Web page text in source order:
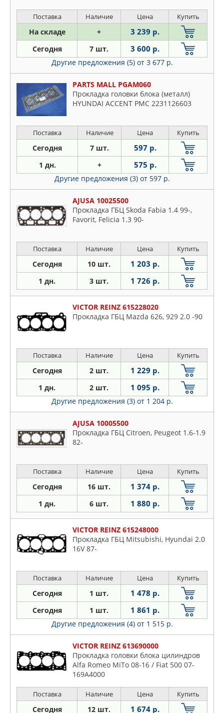
HYUNDAI-KIA
ISUZU
IVECO
JP GROUP
KIA
KORMAX
LAND ROVER
LONGHO
LYNXAUTO
MANDO
MASTERKIT
MERCEDES
METACO
MOUSSON
NIPPARTS
NISSAN
ONNURI
OSSCA
PARTS MALL
PAYEN
PEUGEOT
PORSCHE
QUATTRO FRENI
RENAULT
SANWA
SAT
SSANGYONG
STELLOX
SUBARU
SUZUKI
SWAG
TOYOTA
TRUCKTEC AUTOMOTIVE
VAG
VICTOR REINZ
VIKA
Лада
Lancia
Land Rover
Lexus
Mazda
Nissan
Opel
Plymouth
Pontiac
Porsche
Proton
Renault
Saab
Seat
Skoda
Ssangyong
Subaru
Suzuki
Toyota
Volvo
Поставка Наличие Цена Купить
На складе + 3 239 р.
Сегодня 7 шт. 3 600 р.
Другие предложения (5) от 3 677 р.
PARTS MALL PGAM060
Прокладка головки блока (металл)
HYUNDAI ACCENT PMC 2231126603
Поставка Наличие Цена Купить
Сегодня 7 шт. 597 р.
1 дн. + 575 р.
Другие предложения (3) от 597 р.
AJUSA 10025500
Прокладка ГБЦ Skoda Fabia 1.4 99-,
Favorit, Felicia 1.3 90-
Поставка Наличие Цена Купить
Сегодня 10 шт. 1 203 р.
1 дн. 3 шт. 1 726 р.
VICTOR REINZ 615228020
Прокладка ГБЦ Mazda 626, 929 2.0 -90
Поставка Наличие Цена Купить
Сегодня 2 шт. 1 229 р.
1 дн. 2 шт. 1 095 р.
Другие предложения (3) от 1 204 р.
AJUSA 10005500
Прокладка ГБЦ Citroen, Peugeot 1.6-1.9
82-
Поставка Наличие Цена Купить
Сегодня 16 шт. 1 374 р.
1 дн. 6 шт. 1 880 р.
VICTOR REINZ 615248000
Прокладка ГБЦ Mitsubishi, Hyundai 2.0
16V 87-
Поставка Наличие Цена Купить
Сегодня 1 шт. 1 478 р.
Сегодня 1 шт. 1 861 р.
Другие предложения (4) от 1 515 р.
VICTOR REINZ 613690000
Прокладка головки блока цилиндров
Alfa Romeo MiTo 08-16 / Fiat 500 07-
169A4000
Поставка Наличие Цена Купить
Сегодня 12 шт. 1 674 р.